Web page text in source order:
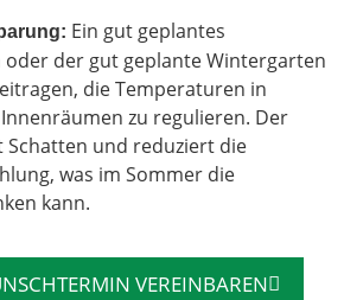
Ein gut geplantes
oder der gut geplante Wintergarten
die Temperaturen in
zu regulieren. Der
Schatten und reduziert die
was im Sommer die
kann.
VEREINBAREN